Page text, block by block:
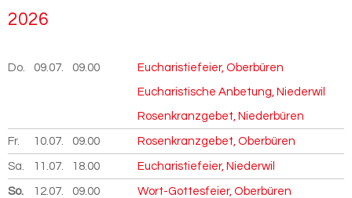
2026
Do. 09.07. 2026
09.00 Eucharistiefeier, Oberbüren
Eucharistische Anbetung, Niederwil
Rosenkranzgebet, Niederbüren
Fr. 10.07. 2026
09.00 Rosenkranzgebet, Oberbüren
Sa. 11.07. 2026
18.00 Eucharistiefeier, Niederwil
So. 12.07. 2026
09.00 Wort-Gottesfeier, Oberbüren